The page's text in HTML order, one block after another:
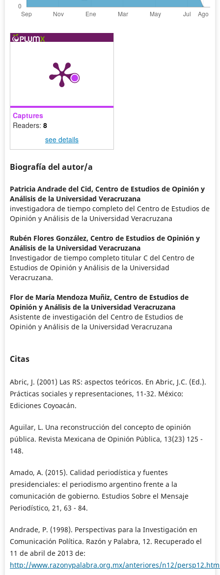
Captures
Readers: 8
see details
Biografía del autor/a
Patricia Andrade del Cid, Centro de Estudios de Opinión y
Análisis de la Universidad Veracruzana
investigadora de tiempo completo del Centro de Estudios de
Opinión y Análisis de la Universidad Veracruzana
Rubén Flores González, Centro de Estudios de Opinión y
Análisis de la Universidad Veracruzana
Investigador de tiempo completo titular C del Centro de
Estudios de Opinión y Análisis de la Universidad
Veracruzana.
Flor de María Mendoza Muñiz, Centro de Estudios de
Opinión y Análisis de la Universidad Veracruzana
Asistente de investigación del Centro de Estudios de
Opinión y Análisis de la Universidad Veracruzana
Citas
Abric, J. (2001) Las RS: aspectos teóricos. En Abric, J.C. (Ed.).
Prácticas sociales y representaciones, 11-32. México:
Ediciones Coyoacán.
Aguilar, L. Una reconstrucción del concepto de opinión
pública. Revista Mexicana de Opinión Pública, 13(23) 125 -
148.
Amado, A. (2015). Calidad periodística y fuentes
presidenciales: el periodismo argentino frente a la
comunicación de gobierno. Estudios Sobre el Mensaje
Periodístico, 21, 63 - 84.
Andrade, P. (1998). Perspectivas para la Investigación en
Comunicación Política. Razón y Palabra, 12. Recuperado el
11 de abril de 2013 de:
http://www.razonypalabra.org.mx/anteriores/n12/